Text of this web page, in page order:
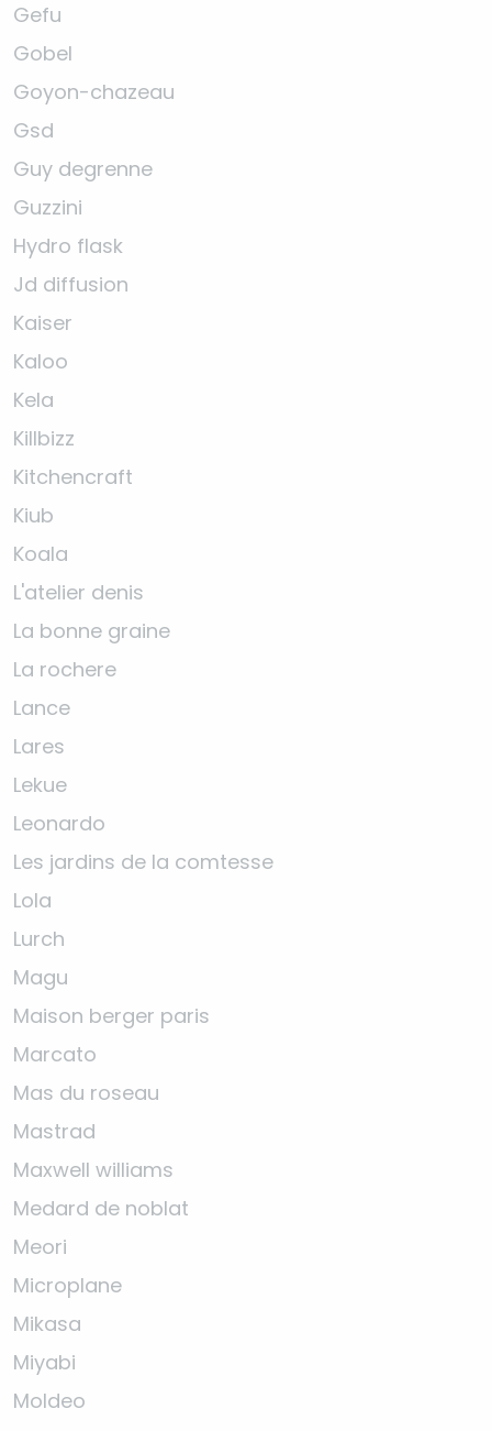
Gefu
Gobel
Goyon-chazeau
Gsd
Guy degrenne
Guzzini
Hydro flask
Jd diffusion
Kaiser
Kaloo
Kela
Killbizz
Kitchencraft
Kiub
Koala
L'atelier denis
La bonne graine
La rochere
Lance
Lares
Lekue
Leonardo
Les jardins de la comtesse
Lola
Lurch
Magu
Maison berger paris
Marcato
Mas du roseau
Mastrad
Maxwell williams
Medard de noblat
Meori
Microplane
Mikasa
Miyabi
Moldeo